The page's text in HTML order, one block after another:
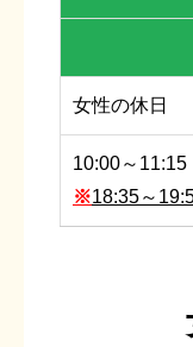
女性の休日
10:00～11:15
※18:35～